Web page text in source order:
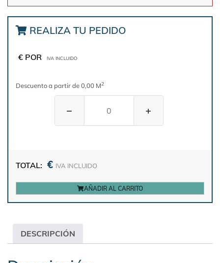
REALIZA TU PEDIDO
€ POR IVA INCLUIDO
Descuento a partir de 0,00 M2
− +
TOTAL: € IVA INCLUIDO
AÑADIR AL CARRITO
DESCRIPCIÓN